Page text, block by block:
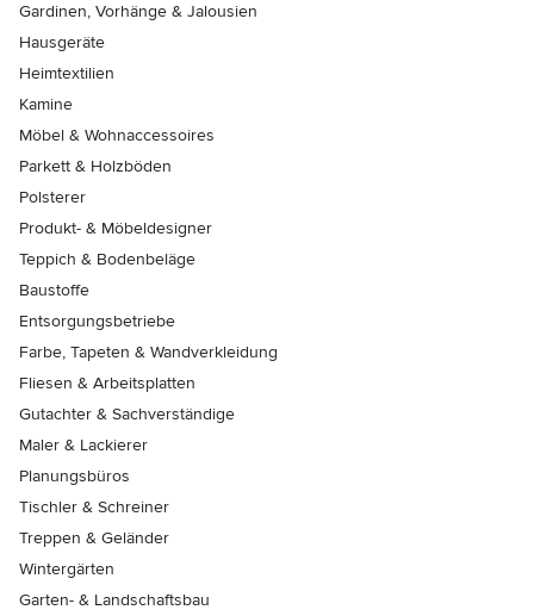
Gardinen, Vorhänge & Jalousien
Hausgeräte
Heimtextilien
Kamine
Möbel & Wohnaccessoires
Parkett & Holzböden
Polsterer
Produkt- & Möbeldesigner
Teppich & Bodenbeläge
Baustoffe
Entsorgungsbetriebe
Farbe, Tapeten & Wandverkleidung
Fliesen & Arbeitsplatten
Gutachter & Sachverständige
Maler & Lackierer
Planungsbüros
Tischler & Schreiner
Treppen & Geländer
Wintergärten
Garten- & Landschaftsbau